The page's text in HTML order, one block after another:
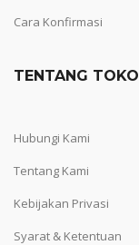
Cara Konfirmasi
TENTANG TOKO
Hubungi Kami
Tentang Kami
Kebijakan Privasi
Syarat & Ketentuan